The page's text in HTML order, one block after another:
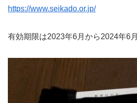
https://www.seikado.or.jp/
有効期限は2023年6月から2024年6月